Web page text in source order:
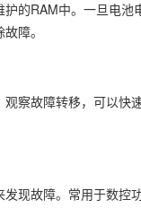
的RAM中。一旦电
障。
察故障转移，可以快
现故障。常用于数控